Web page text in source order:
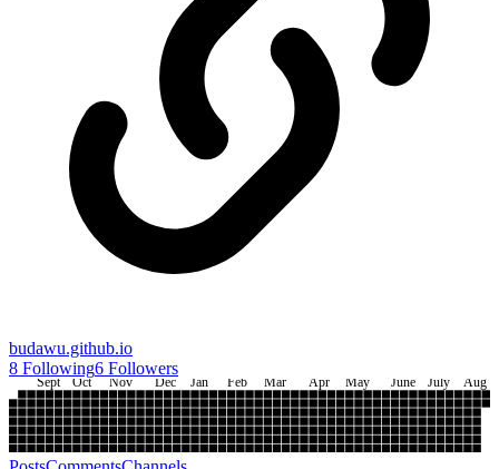
budawu.github.io
8 Following6 Followers
Sept Oct Nov Dec Jan Feb Mar Apr May June July Aug